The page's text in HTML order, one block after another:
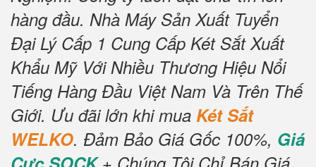
hàng đầu. Nhà Máy Sản Xuất Tuyển
Đại Lý Cấp 1 Cung Cấp Két Sắt Xuất
Khẩu Mỹ Với Nhiều Thương Hiệu Nổi
Tiếng Hàng Đầu Việt Nam Và Trên Thế
Giới. Ưu đãi lớn khi mua Két Sắt
WELKO. Đảm Bảo Giá Gốc 100%, Giá